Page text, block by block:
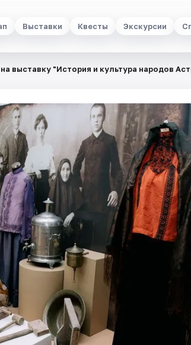
Выставки Квесты Экскурсии
выставку "История и культура народов